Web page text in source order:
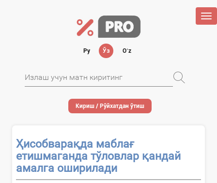
Ру Ўз Oʻz
Кириш / Рўйхатдан ўтиш
Ҳисобварақда маблағ
етишмаганда тўловлар қандай
амалга оширилади